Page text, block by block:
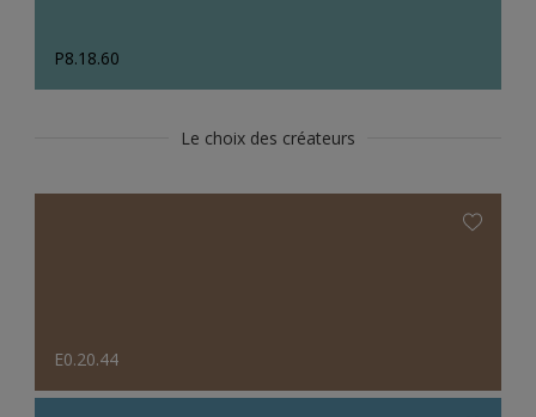
P8.18.60
Le choix des créateurs
E0.20.44